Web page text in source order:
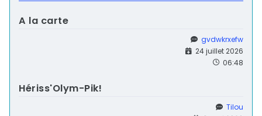
A la carte
gvdwkrxefw
24 juillet 2026
06:48
Hériss'Olym-Pik!
Tilou